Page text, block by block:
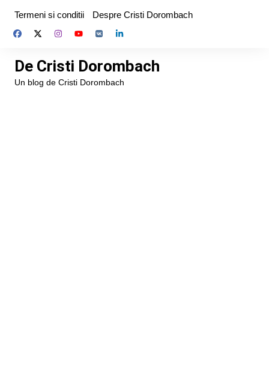
content
Termeni si conditii Despre Cristi Dorombach
De Cristi Dorombach
Un blog de Cristi Dorombach